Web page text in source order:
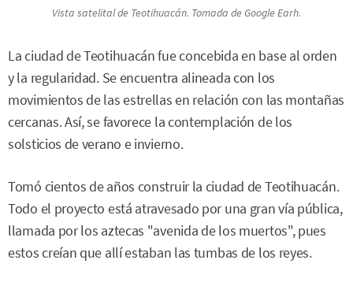
Vista satelital de Teotihuacán. Tomada deGoogle Earh.
La ciudad de Teotihuacán fue concebida en base al orden
y la regularidad. Se encuentra alineada con los
movimientos de las estrellas en relación con las montañas
cercanas. Así, se favorece la contemplación de los
solsticios de verano e invierno.
Tomó cientos de años construir la ciudad de Teotihuacán.
Todo el proyecto está atravesado por una gran vía pública,
llamada por los aztecas "avenida de los muertos", pues
estos creían que allí estaban las tumbas de los reyes.